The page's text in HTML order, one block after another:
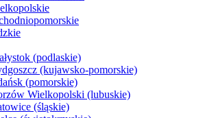
(podlaskie)
(kujawsko-pomorskie)
(pomorskie)
Wielkopolski (lubuskie)
(śląskie)